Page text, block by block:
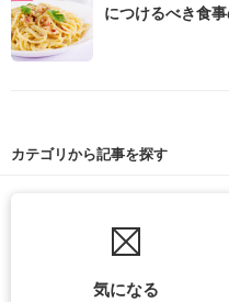
につけるべき食
カテゴリから記事を探す
気になる